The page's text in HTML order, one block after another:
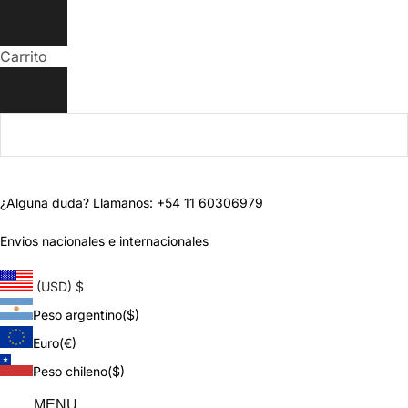
Carrito
¿Alguna duda? Llamanos: +54 11 60306979
Envios nacionales e internacionales
(USD) $
Peso argentino($)
Euro(€)
Peso chileno($)
MENU